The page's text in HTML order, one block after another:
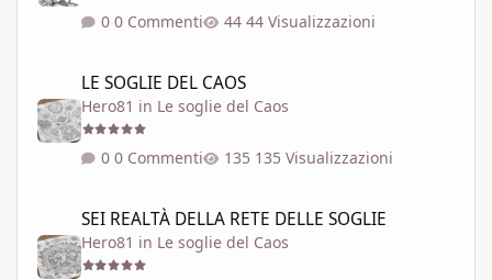
0 Commenti 44 Visualizzazioni
LE SOGLIE DEL CAOS
Hero81 in Le soglie del Caos
0 Commenti 135 Visualizzazioni
SEI REALTÀ DELLA RETE DELLE SOGLIE
Hero81 in Le soglie del Caos